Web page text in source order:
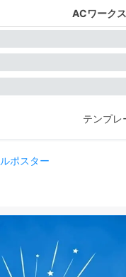
ACワーク
テンプレ
ポスター